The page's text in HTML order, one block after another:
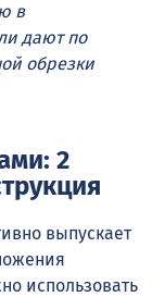
в
дают по
обрезки
2
выпускает
использовать